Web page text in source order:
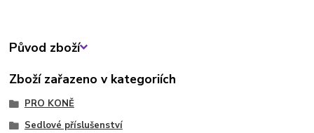
Původ zboží
Zboží zařazeno v kategoriích
PRO KONĚ
Sedlové příslušenství